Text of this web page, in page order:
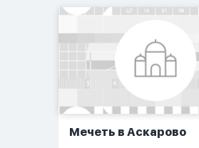
Мечеть в Аскарово